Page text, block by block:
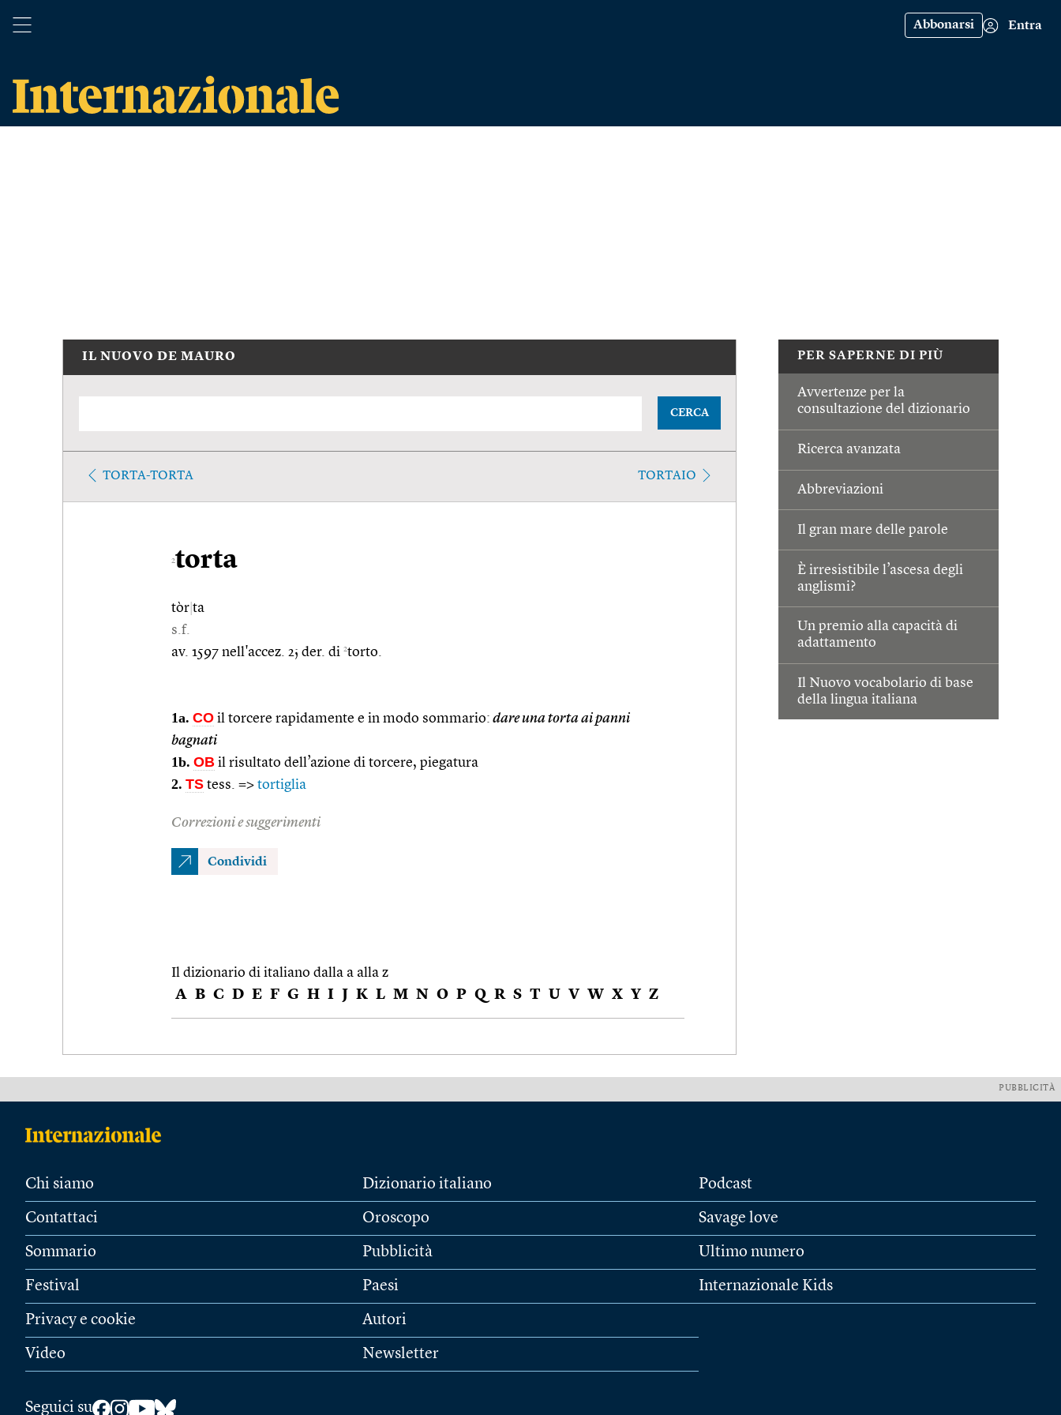
Abbonarsi Entra
PER SAPERNE DI PIÙ
Avvertenze per la
consultazione del dizionario
Ricerca avanzata
Abbreviazioni
Il gran mare delle parole
È irresistibile l’ascesa degli
anglismi?
Un premio alla capacità di
adattamento
Il Nuovo vocabolario di base
della lingua italiana
IL NUOVO DE MAURO
CERCA
TORTA-TORTA TORTAIO
2torta
tòr ta
s.f.
av. 1597 nell'accez. 2; der. di 2torto.
1a. CO il torcere rapidamente e in modo sommario: dare una torta ai panni
bagnati
1b. OB il risultato dell’azione di torcere, piegatura
2. TS tess. => tortiglia
Correzioni e suggerimenti
Condividi
Il dizionario di italiano dalla a alla z
A B C D E F G H I J K L M N O P Q R S T U V W X Y Z
PUBBLICITÀ
Chi siamo
Contattaci
Sommario
Festival
Privacy e cookie
Video
Dizionario italiano
Oroscopo
Pubblicità
Paesi
Autori
Newsletter
Podcast
Savage love
Ultimo numero
Internazionale Kids
Seguici su